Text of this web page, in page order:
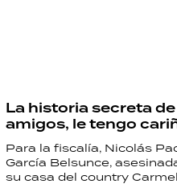
La historia secreta
amigos, le tengo
Para la fiscalía, Nicolás
García Belsunce,
su casa del country